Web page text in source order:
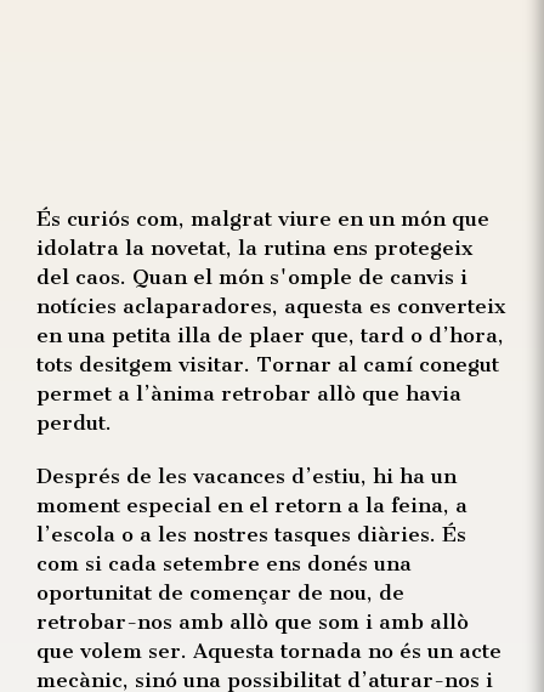
És curiós com, malgrat viure en un món que
idolatra la novetat, la rutina ens protegeix
del caos. Quan el món s'omple de canvis i
notícies aclaparadores, aquesta es converteix
en una petita illa de plaer que, tard o d’hora,
tots desitgem visitar. Tornar al camí conegut
permet a l’ànima retrobar allò que havia
perdut.
Després de les vacances d’estiu, hi ha un
moment especial en el retorn a la feina, a
l’escola o a les nostres tasques diàries. És
com si cada setembre ens donés una
oportunitat de començar de nou, de
retrobar-nos amb allò que som i amb allò
que volem ser. Aquesta tornada no és un acte
mecànic, sinó una possibilitat d’aturar-nos i